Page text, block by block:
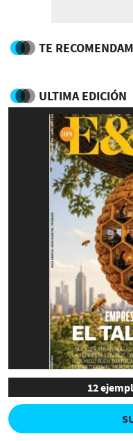
TE
ULTIMA EDICIÓN
12